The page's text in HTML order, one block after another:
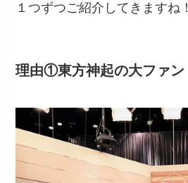
１つずつご紹介してきますね！
理由①東方神起の大ファン